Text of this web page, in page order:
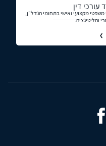
עורכי דין
משפטי מקצועי ואישי בתחומי הנדל"ן,
והליטיגציה.